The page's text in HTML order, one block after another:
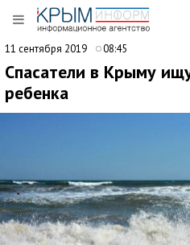
11 сентября 2019 08:45
Спасатели в Крыму
ребенка